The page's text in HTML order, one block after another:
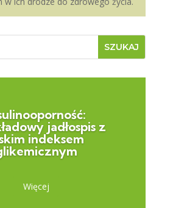
jadłospis z
indeksem
Więcej